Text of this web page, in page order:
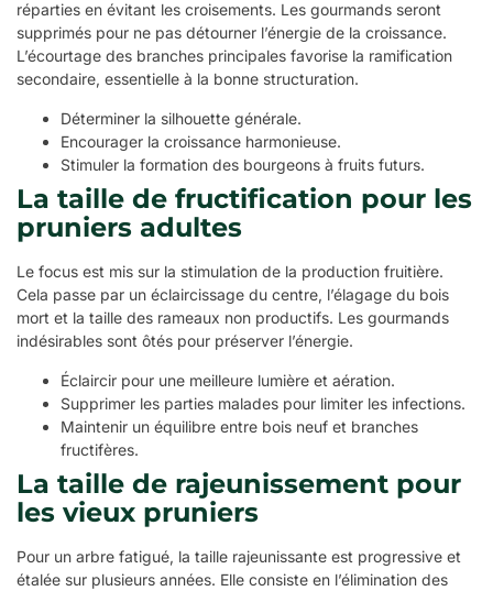
réparties en évitant les croisements. Les gourmands seront
supprimés pour ne pas détourner l’énergie de la croissance.
L’écourtage des branches principales favorise la ramification
secondaire, essentielle à la bonne structuration.
Déterminer la silhouette générale.
Encourager la croissance harmonieuse.
Stimuler la formation des bourgeons à fruits futurs.
La taille de fructification pour les
pruniers adultes
Le focus est mis sur la stimulation de la production fruitière.
Cela passe par un éclaircissage du centre, l’élagage du bois
mort et la taille des rameaux non productifs. Les gourmands
indésirables sont ôtés pour préserver l’énergie.
Éclaircir pour une meilleure lumière et aération.
Supprimer les parties malades pour limiter les infections.
Maintenir un équilibre entre bois neuf et branches
fructifères.
La taille de rajeunissement pour
les vieux pruniers
Pour un arbre fatigué, la taille rajeunissante est progressive et
étalée sur plusieurs années. Elle consiste en l’élimination des